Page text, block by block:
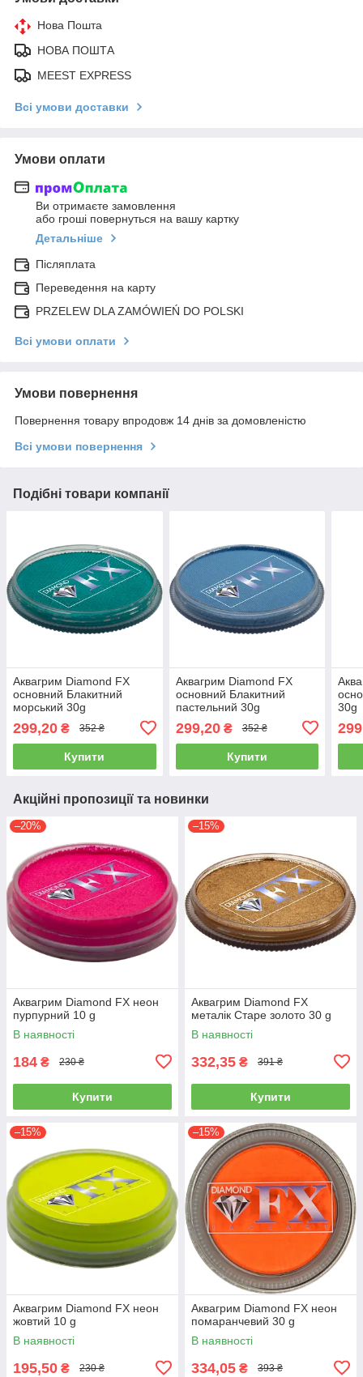
Нова Пошта
НОВА ПОШТА
MEEST EXPRESS
Всі умови доставки
Умови оплати
Ви отримаєте замовлення
або гроші повернуться на вашу картку
Детальніше
Післяплата
Переведення на карту
PRZELEW DLA ZAMÓWIEŃ DO POLSKI
Всі умови оплати
Умови повернення
Повернення товару впродовж 14 днів за домовленістю
Всі умови повернення
Подібні товари компанії
Аквагрим Diamond FX
основний Блакитний
морський 30g
299,20 ₴ 352 ₴
Купити
Аквагрим Diamond FX
основний Блакитний
пастельний 30g
299,20₴ 352 ₴
Купити
30g
Акційні пропозиції та новинки
–20%
Аквагрим Diamond FX неон
пурпурний 10 g
В наявності
184 ₴ 230 ₴
Купити
–15%
Аквагрим Diamond FX
металік Старе золото 30 g
В наявності
332,35 ₴ 391 ₴
Купити
–15%
Аквагрим Diamond FX неон
жовтий 10 g
В наявності
195,50 ₴ 230 ₴
–15%
Аквагрим Diamond FX неон
помаранчевий 30 g
В наявності
334,05 ₴ 393 ₴